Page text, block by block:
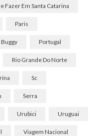
Fazer Em Santa Catarina
Paris
Portugal
Rio Grande Do Norte
Sc
Serra
Urubici Uruguai
Viagem Nacional